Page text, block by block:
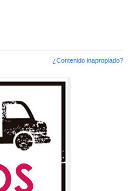
¿Contenido inapropiado?